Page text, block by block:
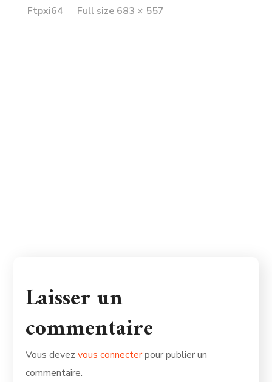
Ftpxi64
Full
Full size 683 × 557
Laisser un
commentaire
Vous devezvous connecterpour publier un
commentaire.